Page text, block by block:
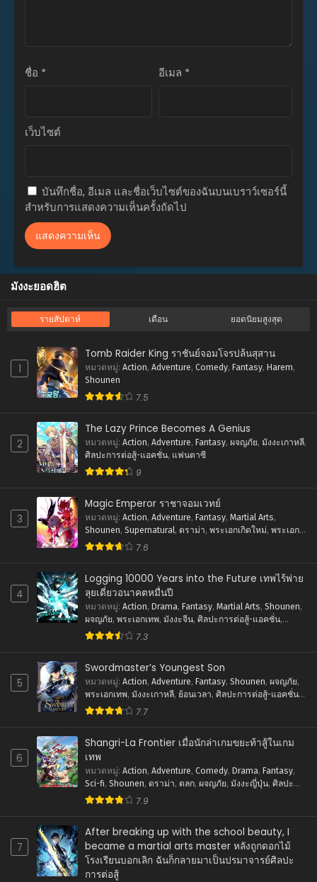
มกราคม 2, 2024
ตอนที่ 33
ธันวาคม 11, 2023
ตอนที่ 32
ธันวาคม 4, 2023
ตอนที่ 31
ตอนที่ 30
ตอนที่ 29
พฤศจิกายน 21, 2023
พฤศจิกายน 8, 2023
ตอนที่ 27
ตุลาคม 31, 2023
ตอนที่ 26
ตุลาคม 23, 2023
ตอนที่ 25
ตุลาคม 16, 2023
ตอนที่ 24
ตุลาคม 9, 2023
ตอนที่ 23
ตุลาคม 8, 2023
ตอนที่ 22
ตุลาคม 8, 2023
ตอนที่ 21
ตอนที่ 20
ตุลาคม 8, 2023
ตอนที่ 18
ตุลาคม 8, 2023
ชื่อ * อีเมล *
เว็บไซต์
บันทึกชื่อ, อีเมล และชื่อเว็บไซต์ของฉันบนเบราว์เซอร์นี้
สำหรับการแสดงความเห็นครั้งถัดไป
มังงะยอดฮิต
รายสัปดาห์ เดือน ยอดนิยมสูงสุด
1
Tomb Raider King ราชันย์จอมโจรปล้นสุสาน
หมวดหมู่: Action, Adventure, Comedy, Fantasy, Harem,
Shounen
7.5
2
The Lazy Prince Becomes A Genius
หมวดหมู่: Action, Adventure, Fantasy, ผจญภัย, มังงะเกาหลี,
ศิลปะการต่อสู้-แอคชั่น, แฟนตาซี
9
3
Magic Emperor ราชาจอมเวทย์
หมวดหมู่: Action, Adventure, Fantasy, Martial Arts,
Shounen, Supernatural, ดราม่า, พระเอกเกิดใหม่, พระเอก
เทพ,ภัยภิบัติ, มังงะจีน
7.6
4
Logging 10000 Years into the Future เทพไร้พ่าย
ลุยเดี่ยวอนาคตหมื่นปี
หมวดหมู่: Action, Drama, Fantasy, Martial Arts, Shounen,
ผจญภัย, พระเอกเทพ, มังงะจีน, ศิลปะการต่อสู้-แอคชั่น,
แฟนตาซี
7.3
5
Swordmaster’s Youngest Son
หมวดหมู่: Action, Adventure, Fantasy, Shounen, ผจญภัย,
พระเอกเทพ, มังงะเกาหลี, ย้อนเวลา, ศิลปะการต่อสู้-แอคชั่น,
แฟนตาซี
7.7
6
Shangri-La Frontier เมื่อนักล่าเกมขยะท้าสู้ในเกม
เทพ
หมวดหมู่: Action, Adventure, Comedy, Drama, Fantasy,
Sci-fi, Shounen, ดราม่า, ตลก, ผจญภัย, มังงะญี่ปุ่น, ศิลปะ
การต่อสู้-แอคชั่น,
7.9
7
After breaking up with the school beauty, I
became a martial arts master หลังถูกดอกไม้
โรงเรียนบอกเลิก ฉันก็กลายมาเป็นปรมาจารย์ศิลปะ
การต่อสู้